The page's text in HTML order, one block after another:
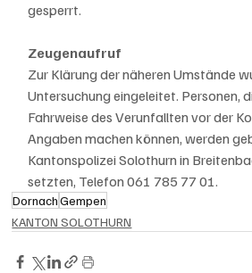
gesperrt.
Zeugenaufruf
Zur Klärung der näheren Umstände
Untersuchung eingeleitet. Personen,
Fahrweise des Verunfallten vor der
Angaben machen können, werden
Kantonspolizei Solothurn in
setzten, Telefon 061 785 77 01.
Dornach Gempen
KANTON SOLOTHURN